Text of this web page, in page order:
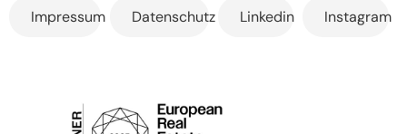
Impressum Datenschutz Linkedin Instagram